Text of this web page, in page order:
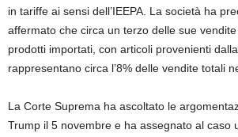
in tariffe ai sensi dell’IEEPA. La società ha
affermato che circa un terzo delle sue
prodotti importati, con articoli provenienti
rappresentano circa l’8% delle vendite totali
La Corte Suprema ha ascoltato le
Trump il 5 novembre e ha assegnato al caso